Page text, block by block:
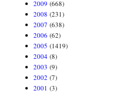
2009 (668)
2008 (231)
2007 (638)
2006 (62)
2005 (1419)
2004(8)
2003 (9)
2002 (7)
2001 (3)